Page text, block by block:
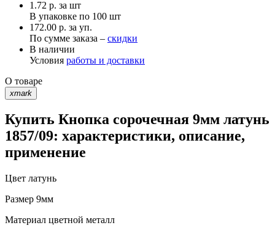
1.72 р. за шт
В упаковке по 100 шт
172.00 р. за уп.
По сумме заказа – скидки
В наличии
Условия работы и доставки
О товаре
xmark
Купить Кнопка сорочечная 9мм латунь
1857/09: характеристики, описание,
применение
Цвет латунь
Размер 9мм
Материал цветной металл